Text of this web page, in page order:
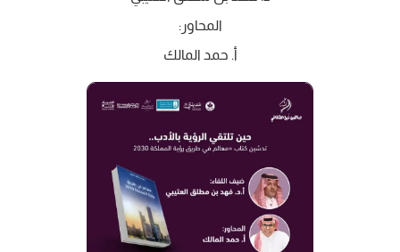
‏المحاور:
‏أ. حمد المالك